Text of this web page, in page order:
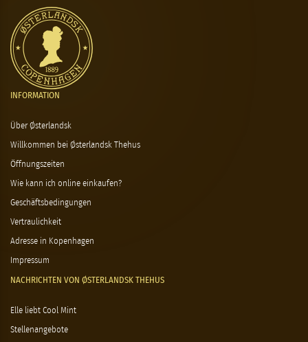
INFORMATION
Über Østerlandsk
Willkommen bei Østerlandsk Thehus
Öffnungszeiten
Wie kann ich online einkaufen?
Geschäftsbedingungen
Vertraulichkeit
Adresse in Kopenhagen
Impressum
NACHRICHTEN VON ØSTERLANDSK THEHUS
Elle liebt Cool Mint
Stellenangebote